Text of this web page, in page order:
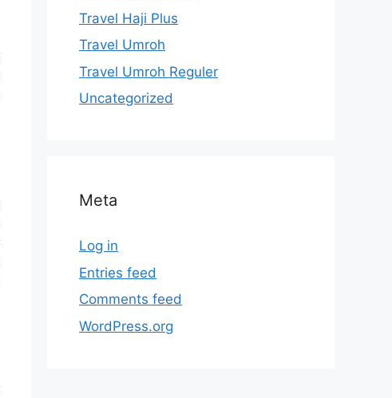
Travel Haji Plus
Travel Umroh
Travel Umroh Reguler
Uncategorized
Meta
Log in
Entries feed
Comments feed
WordPress.org